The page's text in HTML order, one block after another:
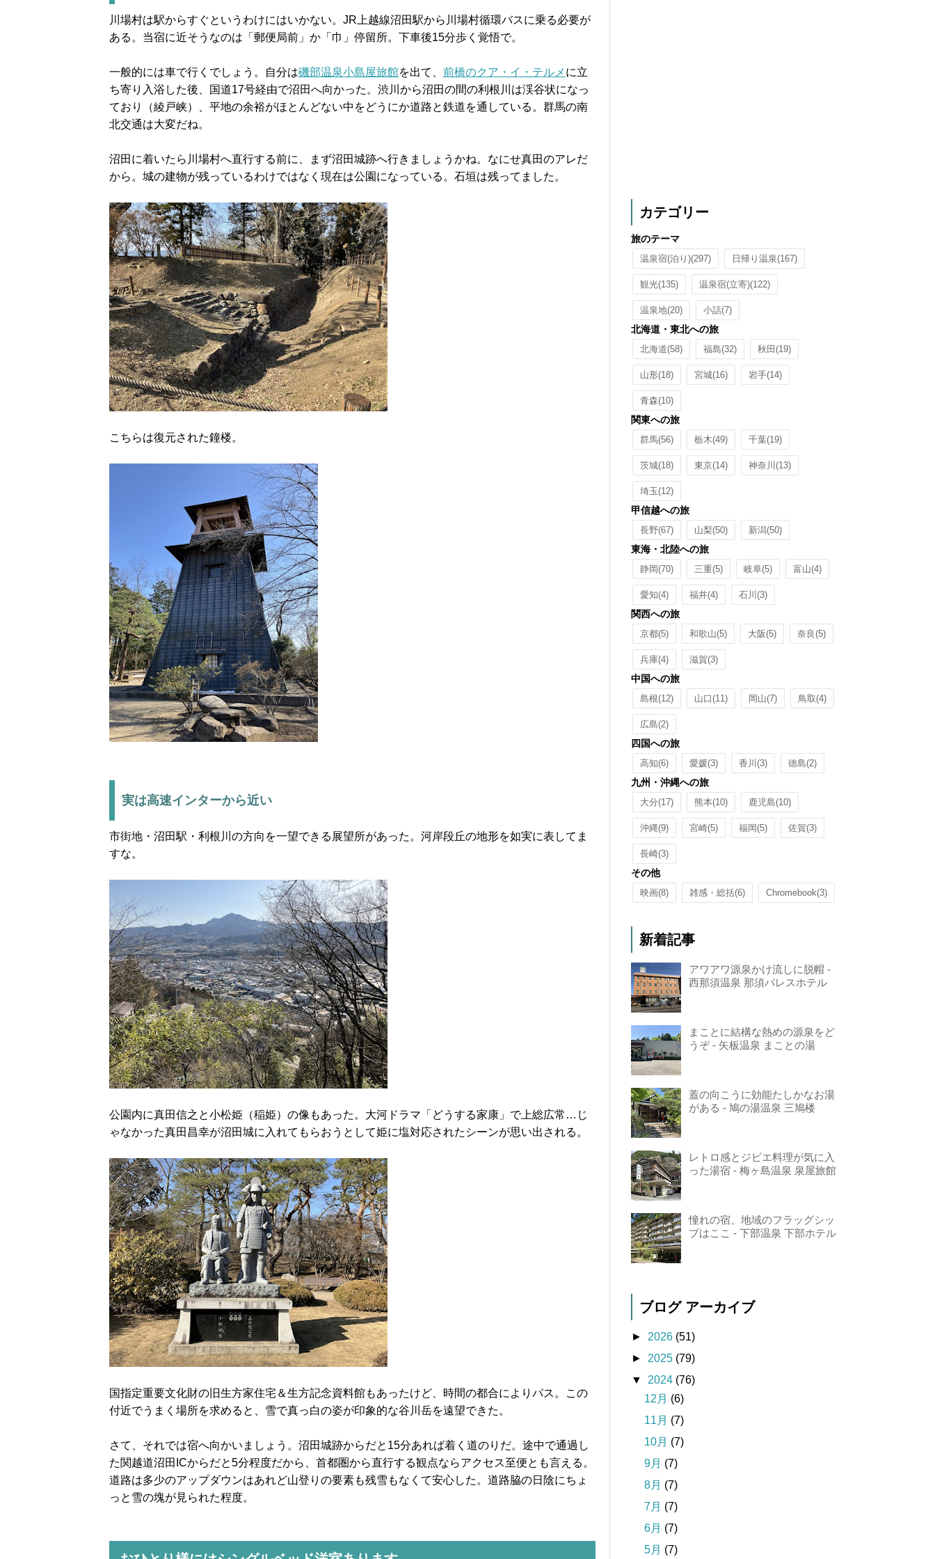
川場村は駅からすぐというわけにはいかない。JR上越線沼田駅から川場村循環バスに乗る必要が
ある。当宿に近そうなのは「郵便局前」か「巾」停留所。下車後15分歩く覚悟で。
一般的には車で行くでしょう。自分は磯部温泉小島屋旅館を出て、 前橋のクア・イ・テルメ に立
ち寄り入浴した後、国道17号経由で沼田へ向かった。渋川から沼田の間の利根川は渓谷状になっ
ており（綾戸峡）、平地の余裕がほとんどない中をどうにか道路と鉄道を通している。群馬の南
北交通は大変だね。
沼田に着いたら川場村へ直行する前に、まず沼田城跡へ行きましょうかね。なにせ真田のアレだ
から。城の建物が残っているわけではなく現在は公園になっている。石垣は残ってました。
こちらは復元された鐘楼。
実は高速インターから近い
市街地・沼田駅・利根川の方向を一望できる展望所があった。河岸段丘の地形を如実に表してま
すな。
公園内に真田信之と小松姫（稲姫）の像もあった。大河ドラマ「どうする家康」で上総広常…じ
ゃなかった真田昌幸が沼田城に入れてもらおうとして姫に塩対応されたシーンが思い出される。
国指定重要文化財の旧生方家住宅＆生方記念資料館もあったけど、時間の都合によりパス。この
付近でうまく場所を求めると、雪で真っ白の姿が印象的な谷川岳を遠望できた。
さて、それでは宿へ向かいましょう。沼田城跡からだと15分あれば着く道のりだ。途中で通過し
た関越道沼田ICからだと5分程度だから、首都圏から直行する観点ならアクセス至便とも言える。
道路は多少のアップダウンはあれど山登りの要素も残雪もなくて安心した。道路脇の日陰にちょ
っと雪の塊が見られた程度。
カテゴリー
旅のテーマ
温泉宿(泊り)(297) 日帰り温泉(167)
観光(135) 温泉宿(立寄)(122)
温泉地(20) 小話(7)
北海道・東北への旅
北海道(58) 福島(32) 秋田 (19)
山形(18) 宮城(16) 岩手(14)
青森(10)
関東への旅
群馬(56) 栃木(49) 千葉(19)
茨城(18) 東京(14) 神奈川 (13)
埼玉(12)
甲信越への旅
長野(67) 山梨(50) 新潟(50)
東海・北陸への旅
静岡(70) 三重(5) 岐阜(5) 富山(4)
愛知(4) 福井(4) 石川 (3)
関西への旅
京都(5) 和歌山(5) 大阪(5) 奈良(5)
兵庫(4) 滋賀(3)
中国への旅
島根(12) 山口(11) 岡山(7) 鳥取(4)
広島(2)
四国への旅
高知(6) 愛媛(3) 香川 (3) 徳島(2)
九州・沖縄への旅
大分(17) 熊本(10) 鹿児島(10)
沖縄(9) 宮崎(5) 福岡(5) 佐賀(3)
長崎(3)
その他
映画(8) 雑感・総括(6) Chromebook(3)
新着記事
アワアワ源泉かけ流しに脱帽 -
西那須温泉 那須パレスホテル
まことに結構な熱めの源泉をど
うぞ - 矢板温泉 まことの湯
蓋の向こうに効能たしかなお湯
がある - 鳩の湯温泉 三鳩楼
レトロ感とジビエ料理が気に入
った湯宿 - 梅ヶ島温泉 泉屋旅館
憧れの宿、地域のフラッグシッ
プはここ - 下部温泉 下部ホテル
ブログ アーカイブ
► 2026 (51)
► 2025 (79)
▼ 2024 (76)
12月 (6)
11月 (7)
10月 (7)
9月 (7)
8月 (7)
7月 (7)
6月 (7)
5月 (7)